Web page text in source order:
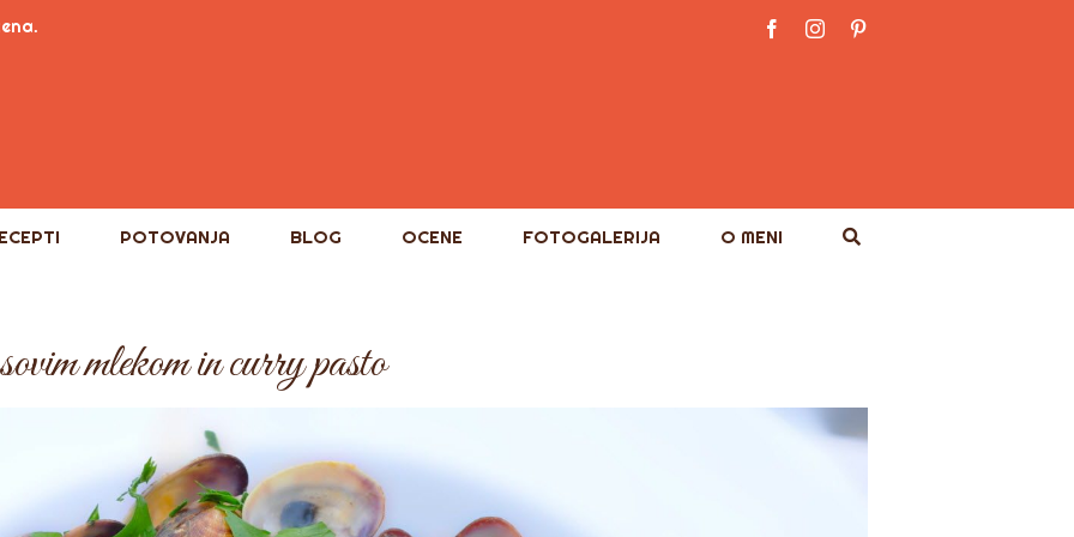
FacebookInstagram
POTOVANJA BLOG OCENE FOTOGALERIJA O MENI
mlekom in curry pasto